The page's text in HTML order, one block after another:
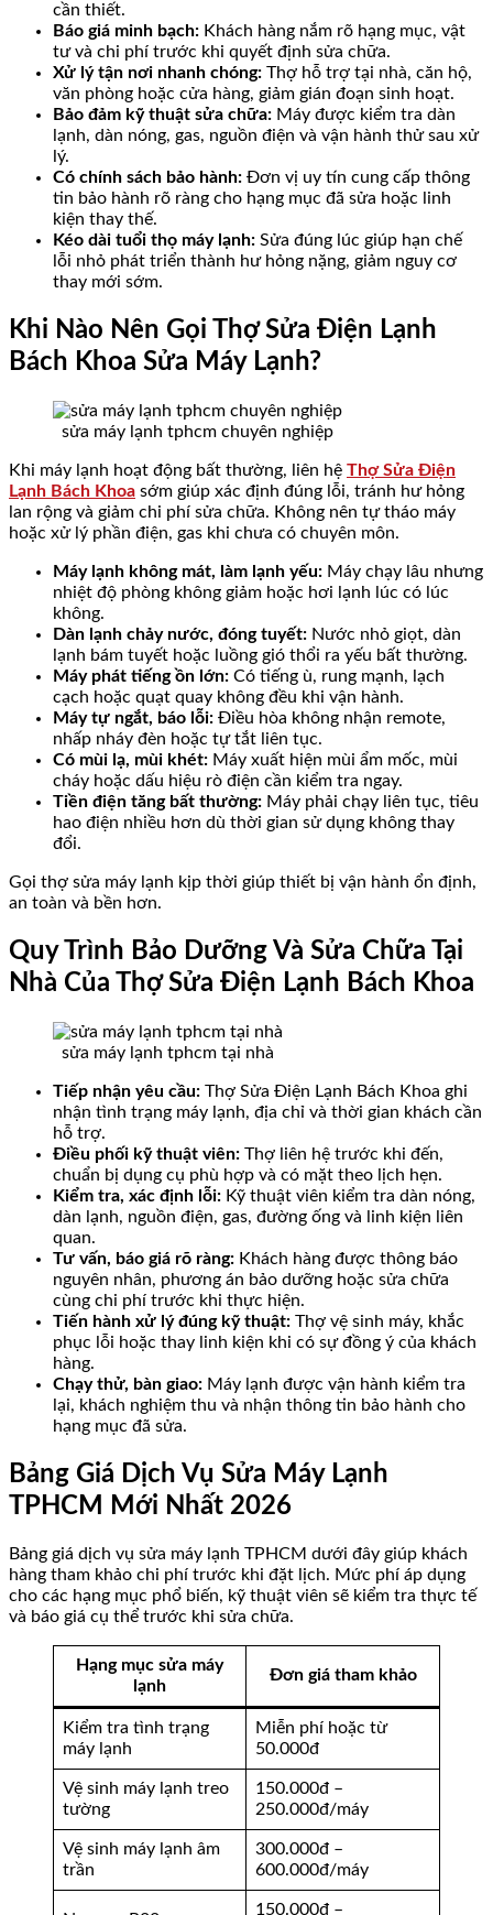
cần thiết.
Báo giá minh bạch: Khách hàng nắm rõ hạng mục, vật
tư và chi phí trước khi quyết định sửa chữa.
Xử lý tận nơi nhanh chóng: Thợ hỗ trợ tại nhà, căn hộ,
văn phòng hoặc cửa hàng, giảm gián đoạn sinh hoạt.
Bảo đảm kỹ thuật sửa chữa: Máy được kiểm tra dàn
lạnh, dàn nóng, gas, nguồn điện và vận hành thử sau xử
lý.
Có chính sách bảo hành: Đơn vị uy tín cung cấp thông
tin bảo hành rõ ràng cho hạng mục đã sửa hoặc linh
kiện thay thế.
Kéo dài tuổi thọ máy lạnh: Sửa đúng lúc giúp hạn chế
lỗi nhỏ phát triển thành hư hỏng nặng, giảm nguy cơ
thay mới sớm.
Khi Nào Nên Gọi Thợ Sửa Điện Lạnh
Bách Khoa Sửa Máy Lạnh?
sửa máy lạnh tphcm chuyên nghiệp
Khi máy lạnh hoạt động bất thường, liên hệ Thợ Sửa Điện
Lạnh Bách Khoa sớm giúp xác định đúng lỗi, tránh hư hỏng
lan rộng và giảm chi phí sửa chữa. Không nên tự tháo máy
hoặc xử lý phần điện, gas khi chưa có chuyên môn.
Máy lạnh không mát, làm lạnh yếu: Máy chạy lâu nhưng
nhiệt độ phòng không giảm hoặc hơi lạnh lúc có lúc
không.
Dàn lạnh chảy nước, đóng tuyết: Nước nhỏ giọt, dàn
lạnh bám tuyết hoặc luồng gió thổi ra yếu bất thường.
Máy phát tiếng ồn lớn: Có tiếng ù, rung mạnh, lạch
cạch hoặc quạt quay không đều khi vận hành.
Máy tự ngắt, báo lỗi: Điều hòa không nhận remote,
nhấp nháy đèn hoặc tự tắt liên tục.
Có mùi lạ, mùi khét: Máy xuất hiện mùi ẩm mốc, mùi
cháy hoặc dấu hiệu rò điện cần kiểm tra ngay.
Tiền điện tăng bất thường: Máy phải chạy liên tục, tiêu
hao điện nhiều hơn dù thời gian sử dụng không thay
đổi.
Gọi thợ sửa máy lạnh kịp thời giúp thiết bị vận hành ổn định,
an toàn và bền hơn.
Quy Trình Bảo Dưỡng Và Sửa Chữa Tại
Nhà Của Thợ Sửa Điện Lạnh Bách Khoa
sửa máy lạnh tphcm tại nhà
Tiếp nhận yêu cầu: Thợ Sửa Điện Lạnh Bách Khoa ghi
nhận tình trạng máy lạnh, địa chỉ và thời gian khách cần
hỗ trợ.
Điều phối kỹ thuật viên: Thợ liên hệ trước khi đến,
chuẩn bị dụng cụ phù hợp và có mặt theo lịch hẹn.
Kiểm tra, xác định lỗi: Kỹ thuật viên kiểm tra dàn nóng,
dàn lạnh, nguồn điện, gas, đường ống và linh kiện liên
quan.
Tư vấn, báo giá rõ ràng: Khách hàng được thông báo
nguyên nhân, phương án bảo dưỡng hoặc sửa chữa
cùng chi phí trước khi thực hiện.
Tiến hành xử lý đúng kỹ thuật: Thợ vệ sinh máy, khắc
phục lỗi hoặc thay linh kiện khi có sự đồng ý của khách
hàng.
Chạy thử, bàn giao: Máy lạnh được vận hành kiểm tra
lại, khách nghiệm thu và nhận thông tin bảo hành cho
hạng mục đã sửa.
Bảng Giá Dịch Vụ Sửa Máy Lạnh
TPHCM Mới Nhất 2026
Bảng giá dịch vụ sửa máy lạnh TPHCM dưới đây giúp khách
hàng tham khảo chi phí trước khi đặt lịch. Mức phí áp dụng
cho các hạng mục phổ biến, kỹ thuật viên sẽ kiểm tra thực tế
và báo giá cụ thể trước khi sửa chữa.
Hạng mục sửa máy
lạnh
Đơn giá tham khảo
Kiểm tra tình trạng
máy lạnh
Miễn phí hoặc từ
50.000đ
Vệ sinh máy lạnh treo
tường
150.000đ –
250.000đ/máy
Vệ sinh máy lạnh âm
trần
300.000đ –
600.000đ/máy
150.000đ –